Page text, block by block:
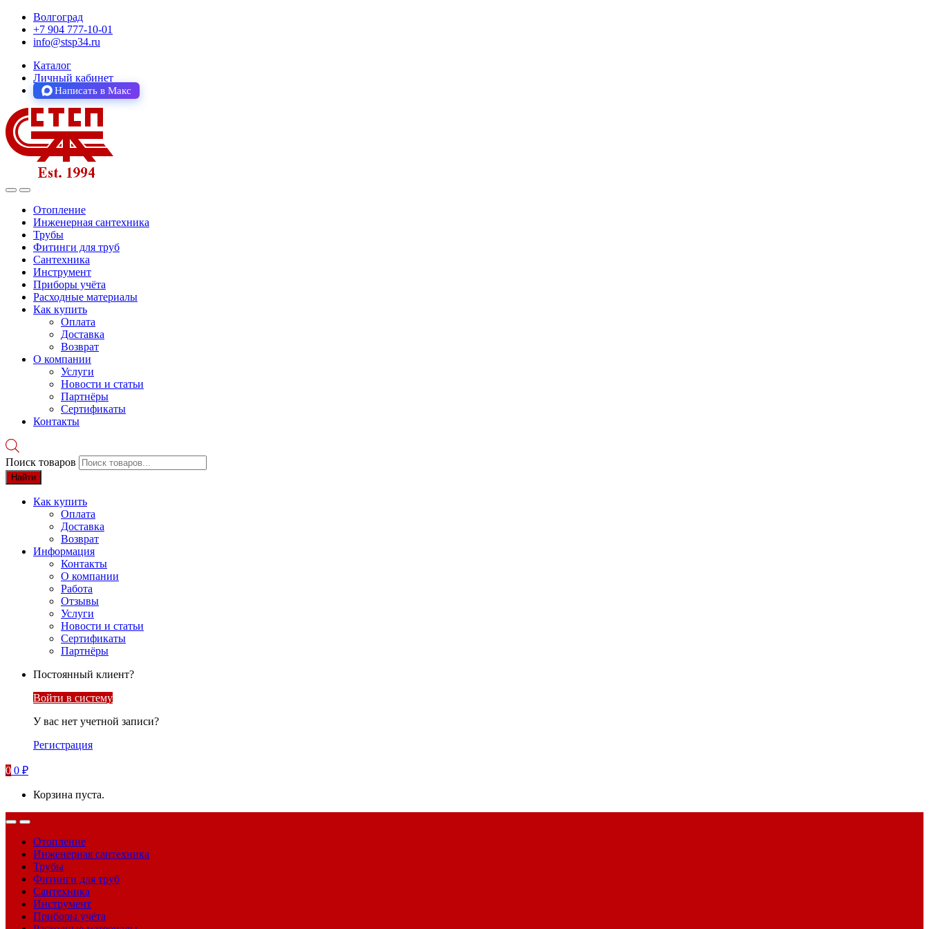
Волгоград
+7 904 777-10-01
info@stsp34.ru
Каталог
Личный кабинет
Написать в Макс
Отопление
Инженерная сантехника
Трубы
Фитинги для труб
Сантехника
Инструмент
Приборы учёта
Расходные материалы
Как купить
Оплата
Доставка
Возврат
О компании
Услуги
Новости и статьи
Партнёры
Сертификаты
Контакты
Поиск товаров
Найти
Как купить
Оплата
Доставка
Возврат
Информация
Контакты
О компании
Работа
Отзывы
Услуги
Новости и статьи
Сертификаты
Партнёры
Постоянный клиент?
Войти в систему
У вас нет учетной записи?
Регистрация
0 0 ₽
Корзина пуста.
Отопление
Инженерная сантехника
Трубы
Фитинги для труб
Сантехника
Инструмент
Приборы учёта